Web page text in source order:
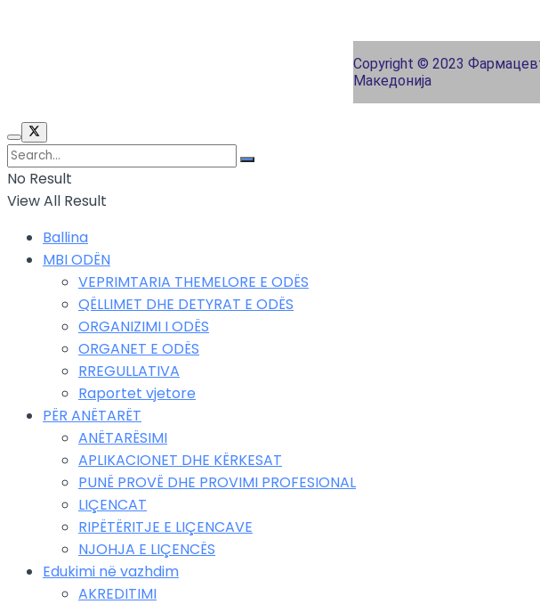
Copyright © 2023
Македонија
No Result
View All Result
Ballina
MBI ODËN
VEPRIMTARIA THEMELORE E ODËS
QËLLIMET DHE DETYRAT E ODËS
ORGANIZIMI I ODËS
ORGANET E ODËS
RREGULLATIVA
Raportet vjetore
PËR ANËTARËT
ANËTARËSIMI
APLIKACIONET DHE KËRKESAT
PUNË PROVË DHE PROVIMI PROFESIONAL
LIÇENCAT
RIPËTËRITJE E LIÇENCAVE
NJOHJA E LIÇENCËS
Edukimi në vazhdim
AKREDITIMI